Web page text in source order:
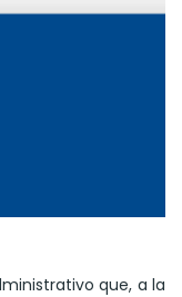
que, a la